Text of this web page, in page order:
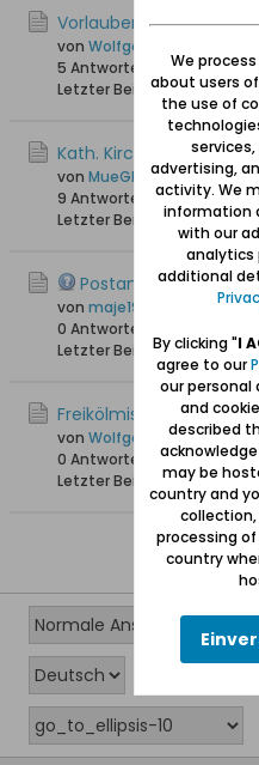
Vorlaubenhaus in
von Wolfgang
5 Antworten
17.291 Hits0
Letzter Beitrag25.08.2014,
Kath. Kirche Neukirch:
von MueGlo
9 Antworten
23.306 Hits0
Letzter Beitrag 28.02.2013,
Postamt in Neukirch
von maje1909
0 Antworten
Letzter Beitrag 11.01.2012,
Freikölmisch Dorf
von Wolfgang
0 Antworten
14.501 Hits0
Letzter Beitrag 26.08.2010,
We
about users
the use of
advertising,
activity. We
information
with our
analytics
additional
By clicking "I
agree to our
our personal
and
described
may be
country and
processing
country